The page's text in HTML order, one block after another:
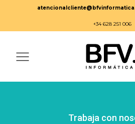
+34 628 251 006
Trabaja con